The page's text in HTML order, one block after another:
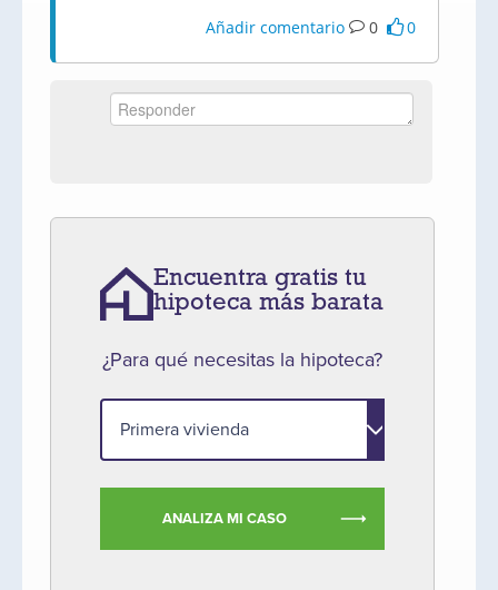
Añadir comentario 0 0
Encuentra gratis tu
hipoteca más barata
¿Para qué necesitas la hipoteca?
ANALIZA MI CASO